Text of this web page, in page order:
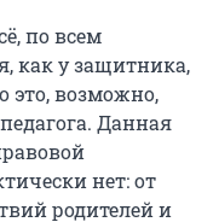
по всем
как у защитника,
это, возможно,
Данная
нет: от
родителей и